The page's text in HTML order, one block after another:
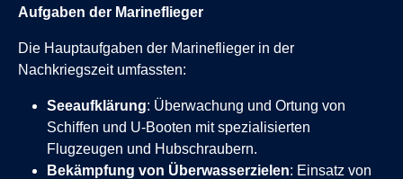
Aufgaben der Marineflieger
Die Hauptaufgaben der Marineflieger in der
Nachkriegszeit umfassten:
Seeaufklärung: Überwachung und Ortung von
Schiffen und U-Booten mit spezialisierten
Flugzeugen und Hubschraubern.
Bekämpfung von Überwasserzielen: Einsatz von